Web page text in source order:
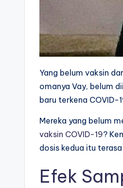
Yang belum vaksin
omanya Vay, belum
baru terkena COVID-
Mereka yang belum
vaksin COVID-19?
dosis kedua itu
Efek